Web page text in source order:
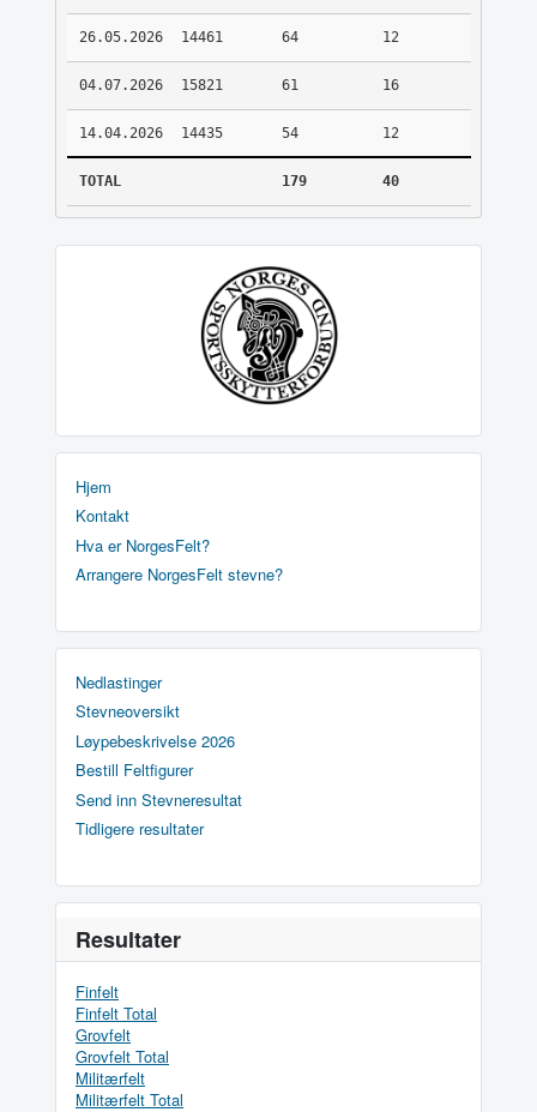
26.05.2026 14461 64 12
04.07.2026 15821 61 16
14.04.2026 14435 54 12
TOTAL 179 40
Hjem
Kontakt
Hva er NorgesFelt?
Arrangere NorgesFelt stevne?
Nedlastinger
Stevneoversikt
Løypebeskrivelse 2026
Bestill Feltfigurer
Send inn Stevneresultat
Tidligere resultater
Resultater
Finfelt
Finfelt Total
Grovfelt
Grovfelt Total
Militærfelt
Militærfelt Total